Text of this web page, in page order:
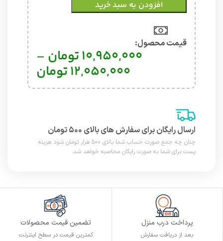
افزودن به سبد خرید
قیمت محصول:​
10,950,000تومان –
12,050,000تومان
ارسال رایگان برای سفارش های بالای ۵۰۰ تومان
چنان چه جمع صورت حساب شما بالای ۵۰۰ هزار تومان شود هزینه
پست برای شما به صورت رایگان محاصبه خواهد شد.
پرداخت درب منزل
بعد از دریافت سفارش
تضمین قیمت محصولات
کمترین قیمت در سطح اینترنت